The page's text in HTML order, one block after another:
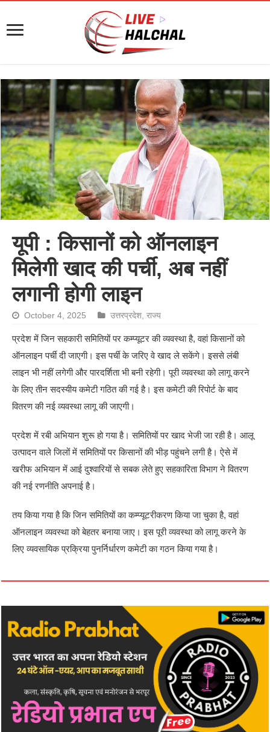
यूपी : किसानों को ऑनलाइन
मिलेगी खाद की पर्ची, अब नहीं
लगानी होगी लाइन
October 4, 2025 उत्तरप्रदेश,राज्य
प्रदेश में जिन सहकारी समितियों पर कम्प्यूटर की व्यवस्था है, वहां किसानों को
ऑनलाइन पर्ची दी जाएगी। इस पर्ची के जरिए वे खाद ले सकेंगे। इससे लंबी
लाइन भी नहीं लगेगी और पारदर्शिता भी बनी रहेगी। पूरी व्यवस्था को लागू करने
के लिए तीन सदस्यीय कमेटी गठित की गई है। इस कमेटी की रिपोर्ट के बाद
वितरण की नई व्यवस्था लागू की जाएगी।
प्रदेश में रबी अभियान शुरू हो गया है। समितियों पर खाद भेजी जा रही है। आलू
उत्पादन वाले जिलों में समितियों पर किसानों की भीड़ पहुंचने लगी है। ऐसे में
खरीफ अभियान में आई दुश्वारियों से सबक लेते हुए सहकारिता विभाग ने वितरण
की नई रणनीति अपनाई है।
तय किया गया है कि जिन समितियों का कम्प्यूटरीकरण किया जा चुका है, वहां
ऑनलाइन व्यवस्था को बेहतर बनाया जाए। इस पूरी व्यवस्था को लागू करने के
लिए व्यवसायिक प्रक्रिया पुनर्निर्धारण कमेटी का गठन किया गया है।